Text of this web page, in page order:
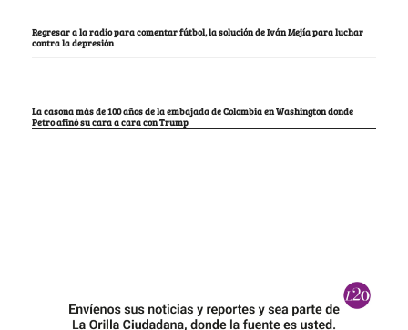
Regresar a la radio para comentar fútbol, la solución de Iván Mejía para luchar
contra la depresión
La casona más de 100 años de la embajada de Colombia en Washington donde
Petro afinó su cara a cara con Trump